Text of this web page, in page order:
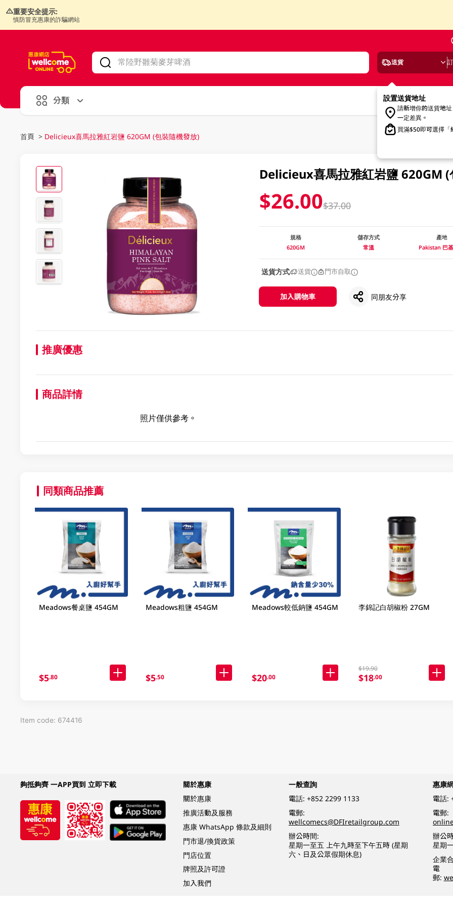
重要安全提示:
慎防冒充惠康的詐騙網站
送貨
設置送貨地址
請新增你的送貨地
一定差異。
買滿$50即可選擇「
分類
首頁 > Delicieux喜馬拉雅紅岩鹽 620GM (包裝隨機發放)
Delicieux喜馬拉雅紅岩鹽 620GM (
$26.00$37.00
規格
620GM
儲存方式
常溫
產地
Pakistan 巴
送貨方式 送貨 門市自取
加入購物車 同朋友分享
推廣優惠
商品詳情
照片僅供參考。
同類商品推薦
Meadows餐桌鹽 454GM
$5.80
Meadows粗鹽 454GM
$5.50
Meadows較低鈉鹽 454GM
$20.00
李錦記白胡椒粉 27GM
$19.90
$18.00
Item code: 674416
夠抵夠齊 一APP買到 立即下載
關於惠康
關於惠康
推廣活動及服務
惠康 WhatsApp 條款及細則
門市退/換貨政策
門店位置
牌照及許可證
加入我們
一般查詢
電話: +852 2299 1133
電郵:
wellcomecs@DFIretailgroup.com
辦公時間:
星期一至五 上午九時至下午五時 (星期
六、日及公眾假期休息)
惠康
電話:
電郵:
辦公
星期
企業
電
郵: